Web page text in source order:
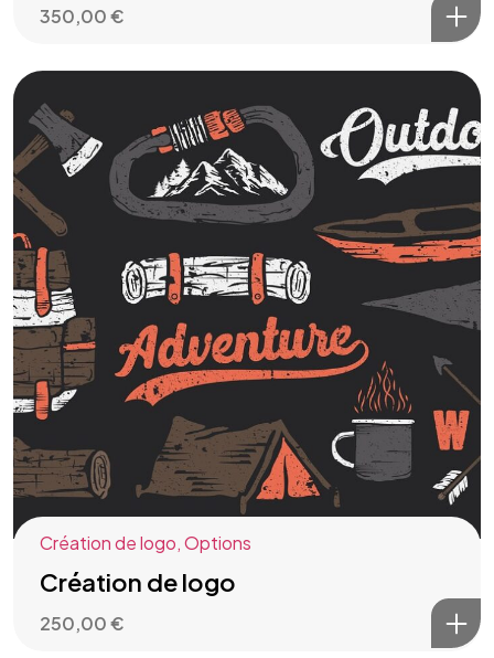
350,00€
Création de logo,Options
Création de logo
250,00€